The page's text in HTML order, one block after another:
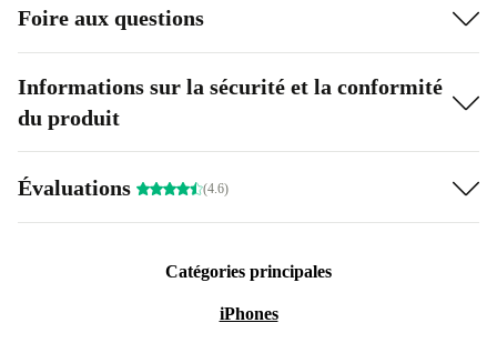
Foire aux questions
Informations sur la sécurité et la conformité
du produit
Évaluations (4.6)
Catégories principales
iPhones